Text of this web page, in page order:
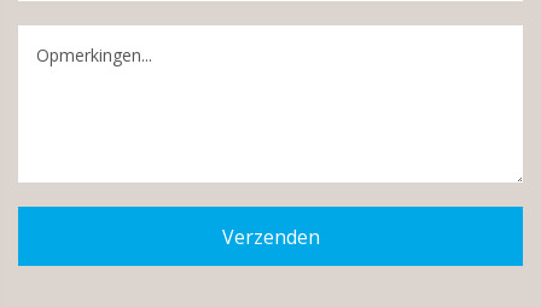
Verzenden